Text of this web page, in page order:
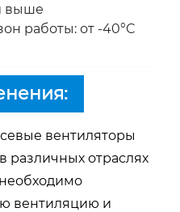
выше
работы: от -40°C
вентиляторы
отраслях
вентиляцию и